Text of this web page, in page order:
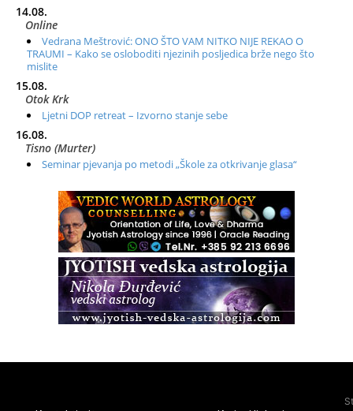
14.08.
Online
Vedrana Meštrović: ONO ŠTO VAM NITKO NIJE REKAO O
TRAUMI – Kako se osloboditi njezinih posljedica brže nego što
mislite
15.08.
Otok Krk
Ljetni DOP retreat – Izvorno stanje sebe
16.08.
Tisno (Murter)
Seminar pjevanja po metodi „Škole za otkrivanje glasa“
Radionica: Pomagači iz drugih dimenzija Online – otvoreno za
Zagreb+Online
Osnovni ThetaHealing® tečaj, Zagreb i Online
Access BARS®, otpusti stres